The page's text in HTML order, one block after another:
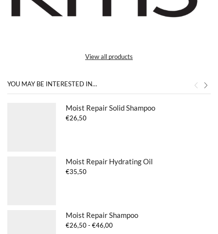
View all products
YOU MAY BE INTERESTED IN…
Moist Repair Solid Shampoo
€26,50
Moist Repair Hydrating Oil
€35,50
Moist Repair Shampoo
€26,50- €46,00Prijsklasse: